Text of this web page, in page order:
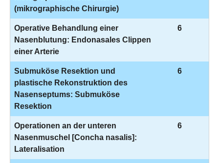
(mikrographische Chirurgie)
Operative Behandlung einer
Nasenblutung: Endonasales Clippen
einer Arterie
6
Submuköse Resektion und
plastische Rekonstruktion des
Nasenseptums: Submuköse
Resektion
6
Operationen an der unteren
Nasenmuschel [Concha nasalis]:
Lateralisation
6